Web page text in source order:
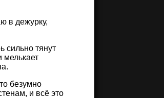
в дежурку,
сильно тянут
мелькает
безумно
и всё это